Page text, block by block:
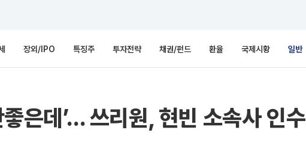
장외/IPO 특징주 투자전략 채권/펀드 환율 국제시황 일반
은데’… 쓰리원, 현빈 소속사 인수